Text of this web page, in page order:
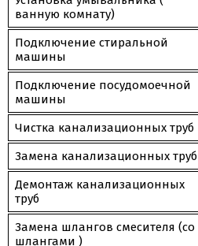
ванную комнату)
Подключение стиральной
машины
Подключение посудомоечной
машины
Чистка канализационных труб
Замена канализационных труб
Демонтаж канализационных
труб
Замена шлангов смесителя (со
шлангами )